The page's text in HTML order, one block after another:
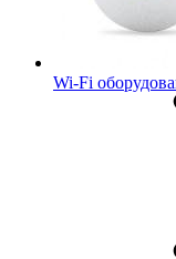
Wi-Fi